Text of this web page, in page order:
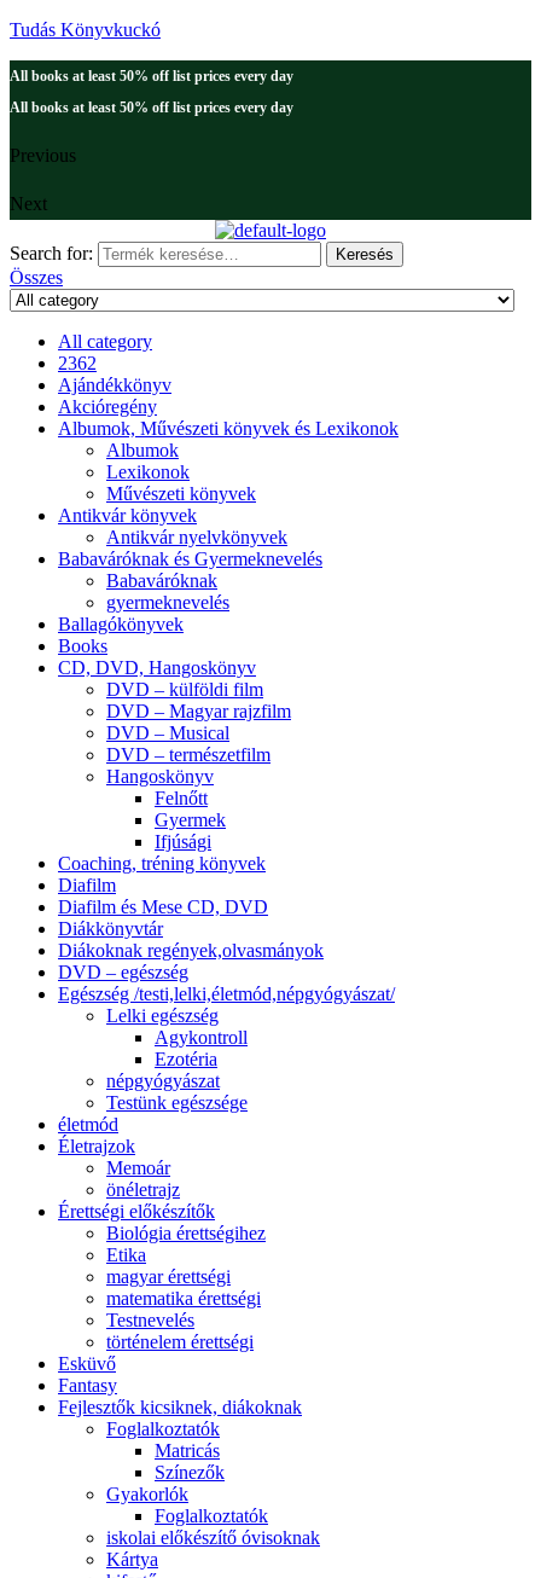
Tudás Könyvkuckó
All books at least 50% off list prices every day
All books at least 50% off list prices every day
Previous
Next
Search for: Keresés
Összes
All category
2362
Ajándékkönyv
Akcióregény
Albumok, Művészeti könyvek és Lexikonok
Albumok
Lexikonok
Művészeti könyvek
Antikvár könyvek
Antikvár nyelvkönyvek
Babaváróknak és Gyermeknevelés
Babaváróknak
gyermeknevelés
Ballagókönyvek
Books
CD, DVD, Hangoskönyv
DVD – külföldi film
DVD – Magyar rajzfilm
DVD – Musical
DVD – természetfilm
Hangoskönyv
Felnőtt
Gyermek
Ifjúsági
Coaching, tréning könyvek
Diafilm
Diafilm és Mese CD, DVD
Diákkönyvtár
Diákoknak regények,olvasmányok
DVD – egészség
Egészség /testi,lelki,életmód,népgyógyászat/
Lelki egészség
Agykontroll
Ezotéria
népgyógyászat
Testünk egészsége
életmód
Életrajzok
Memoár
önéletrajz
Érettségi előkészítők
Biológia érettségihez
Etika
magyar érettségi
matematika érettségi
Testnevelés
történelem érettségi
Esküvő
Fantasy
Fejlesztők kicsiknek, diákoknak
Foglalkoztatók
Matricás
Színezők
Gyakorlók
Foglalkoztatók
iskolai előkészítő óvisoknak
Kártya